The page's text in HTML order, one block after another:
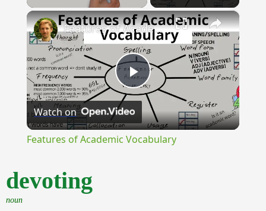
×
Play
Video
Features of Academic Vocabulary
Watch on
Features of Academic Vocabulary
devoting
noun